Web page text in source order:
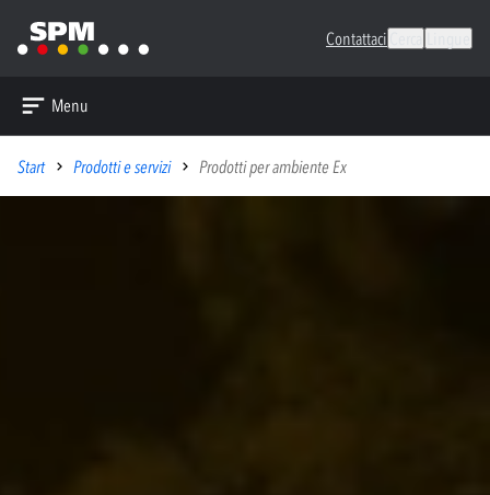
Contattaci
Menu
Start Prodotti e servizi Prodotti per ambiente Ex